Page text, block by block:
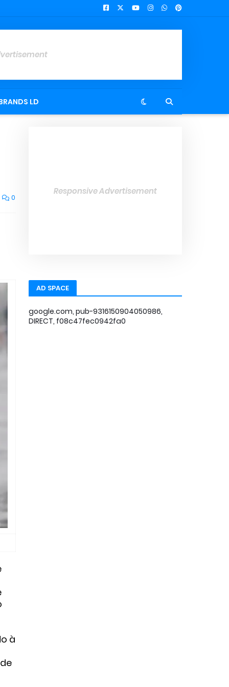
LD
0
à
Responsive Advertisement
AD SPACE
google.com, pub-9316150904050986,
DIRECT, f08c47fec0942fa0